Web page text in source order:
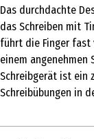
Das durchdachte
das Schreiben mit
führt die Finger fast
einem angenehmen
Schreibgerät ist ein
Schreibübungen in